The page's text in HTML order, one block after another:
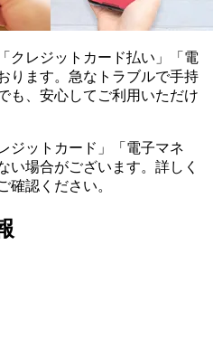
クレジットカード払い」「電
ります。急なトラブルで手持
も、安心してご利用いただけ
ジットカード」「電子マネ
い場合がございます。詳しく
確認ください。